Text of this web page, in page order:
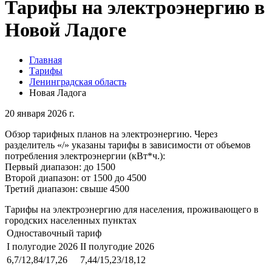
Тарифы на электроэнергию в
Новой Ладоге
Главная
Тарифы
Ленинградская область
Новая Ладога
20 января 2026 г.
Обзор тарифных планов на электроэнергию. Через
разделитель «/» указаны тарифы в зависимости от объемов
потребления электроэнергии (кВт*ч.):
Первый диапазон: до 1500
Второй диапазон: от 1500 до 4500
Третий диапазон: свыше 4500
Тарифы на электроэнергию для населения, проживающего в
городских населенных пунктах
Одноставочный тариф
I полугодие 2026 II полугодие 2026
6,7/12,84/17,26
7,44/15,23/18,12